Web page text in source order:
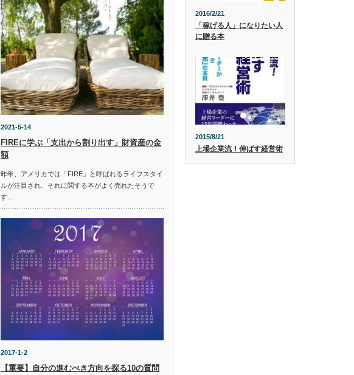
2021-5-14
FIREに学ぶ「支出から割り出す」財資産の金
額
昨年、アメリカでは「FIRE」と呼ばれるライフスタイ
ルが注目され、それに関する本がよく売れたそうで
す…
2017-1-2
【重要】自分の進むべき方向を探る10の質問
2016/2/21
「稼げる人」になりたい人
に贈る本
2015/8/21
上場企業流！伸ばす経営術